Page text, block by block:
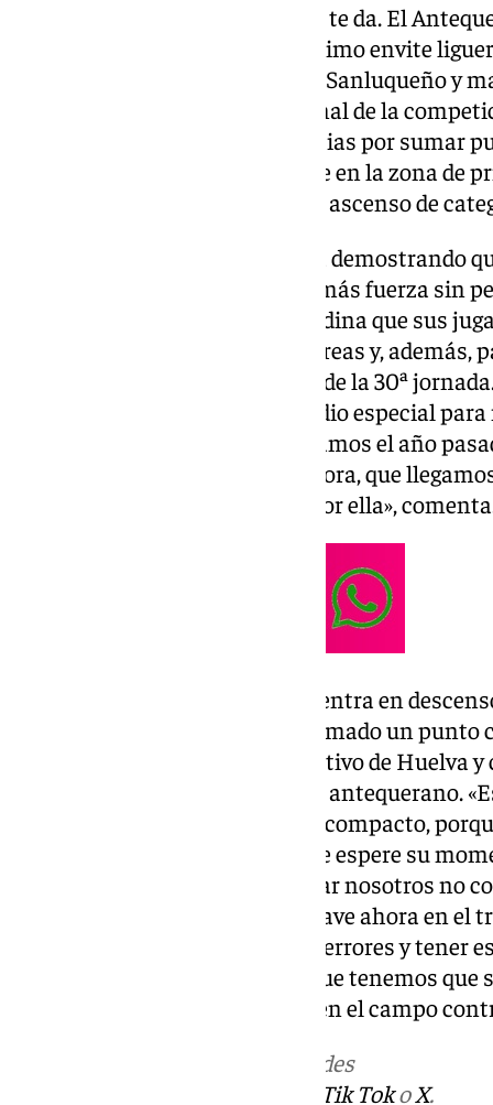
El fútbol a veces te quita y otras te da. El
Maulí ante el Algeciras, en el último envite
un gran partido ante el Atlético Sanluqueño y
con una victoria. En el tramo final de la
todos los equipos tienen urgencias por sumar
abajo de la tabla o a mantenerse en la zona de
objetivos importantes como un ascenso de
La formación blanquiverde está demostrando
recibe un golpe, se levanta con más fuerza sin
importantísimo para Javier Medina que sus
sean contundentes en ambas áreas y, además,
encuentro en tierras gaditanas de la 30ª
Una semana bonita en un estadio especial
partido como entrenador y llegamos el año
delicada que la que llegamos ahora, que
tenemos que seguir luchando por ella»,
El Atlético Sanluqueño se encuentra en
buenos envites en los que ha sumado un
Nuevo Colombino con el Recreativo de Huelva
al rival el entrenador del cuadro antequerano.
tengamos un rival que sea muy compacto,
Salmerón. Espero un equipo que espere su
cometamos algún error. Intentar nosotros no
manejar todos los detalles es clave ahora en el
estamos e intentar no cometer errores y tener
Le hemos dicho los jugadores que tenemos
nuestro campo y contundente en el campo
en las redes
Tik TokoX.